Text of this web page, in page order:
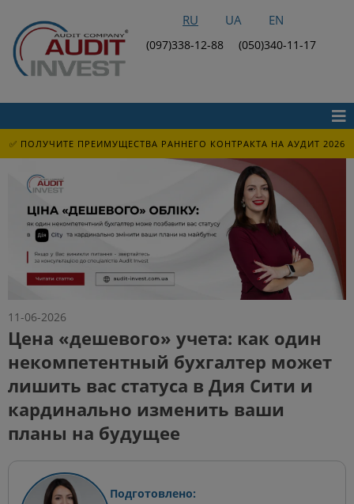
RU UA EN
(097)338-12-88 (050)340-11-17
✅ ПОЛУЧИТЕ ПРЕИМУЩЕСТВА РАННЕГО КОНТРАКТА НА АУДИТ 2026
11-06-2026
Цена «дешевого» учета: как один
некомпетентный бухгалтер может
лишить вас статуса в Дия Сити и
кардинально изменить ваши
планы на будущее
Подготовлено: